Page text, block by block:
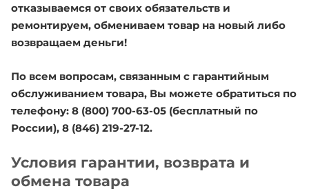
отказываемся от своих обязательств и
ремонтируем, обмениваем товар на новый либо
возвращаем деньги!
По всем вопросам, связанным с гарантийным
обслуживанием товара, Вы можете обратиться по
телефону: 8 (800) 700-63-05 (бесплатный по
России), 8 (846) 219-27-12.
Условия гарантии, возврата и
обмена товара